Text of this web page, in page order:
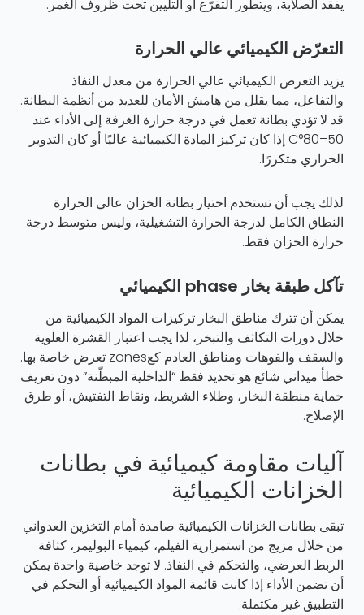
يفقد الصلابة، ويتطور التقرّع أو التليين تحت ظروف الغمر.
التعرّض الكيميائي عالي الحرارة
يزيد التعرض الكيميائي عالي الحرارة من معدل النفاذ
والتفاعل، مما يقلل من هامش الأمان للعديد من أنظمة البطانة.
قد لا تؤدي بطانة تعمل في درجة حرارة الغرفة إلى الأداء عند
50–80°C إذا كان تركيز المادة الكيميائية عاليًا أو كان التدوير
الحراري متكررًا.
لذلك يجب أن تستخدم اختيار بطانة الخزان عالي الحرارة
النطاق الكامل لدرجة الحرارة التشغيلية، وليس متوسط درجة
حرارة الخزان فقط.
تآكل طبقة بخار phase الكيميائي
يمكن أن تترك مناطق البخار تركيزات المواد الكيميائية من
خلال دورات التكاثف والتبخر، لذا يجب اعتبار القشرة العلوية
والسقف والفوهات ومناطق العادم كعzones تعرض خاصة بها.
خطأ ميداني شائع هو تحديد فقط “الداخلية المبطّنة” دون تعريف
حماية منطقة البخار، وطلاء الشريط، ونقاط التفتيش، أو طرق
الإصلاح.
آليات مقاومة كيميائية في بطانات
الخزانات الكيميائية
تبقى بطانات الخزانات الكيميائية صامدة أمام التخزين العدواني
من خلال مزيج من استمرارية الفيلم، كيمياء البوليمر، كثافة
الربط العرضي، والتحكم في النفاذ. لا توجد خاصية واحدة يمكن
أن تضمن الأداء إذا كانت قائمة المواد الكيميائية أو التحكم في
التطبيق غير مكتملة.